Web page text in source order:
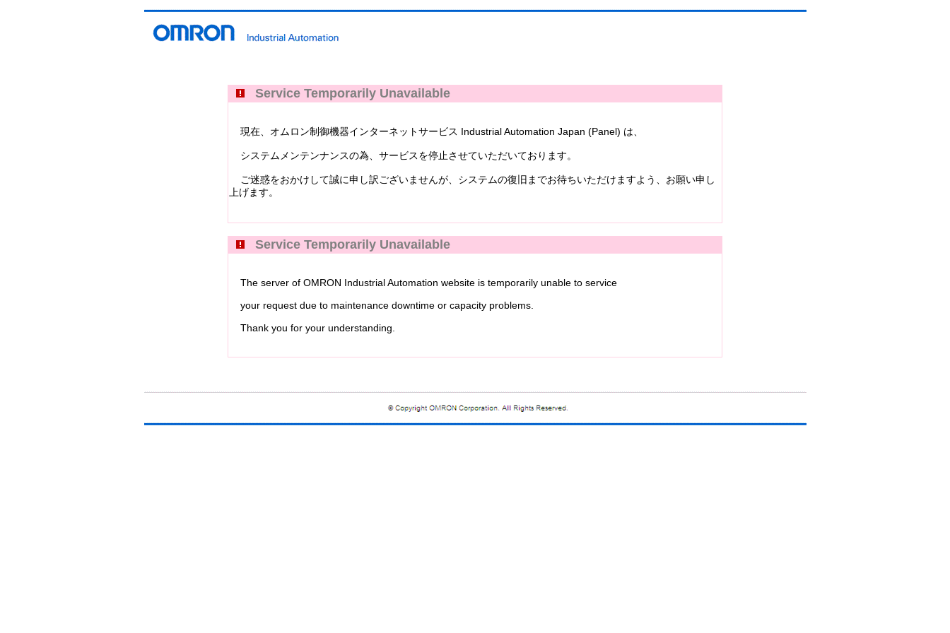
Service Temporarily Unavailable
現在、オムロン制御機器インターネットサービス Industrial Automation Japan (Panel) は、
システムメンテンナンスの為、サービスを停止させていただいております。
ご迷惑をおかけして誠に申し訳ございませんが、システムの復旧までお待ちいただけますよう、お願い申し
上げます。
Service Temporarily Unavailable
The server of OMRON Industrial Automation website is temporarily unable to service
your request due to maintenance downtime or capacity problems.
Thank you for your understanding.